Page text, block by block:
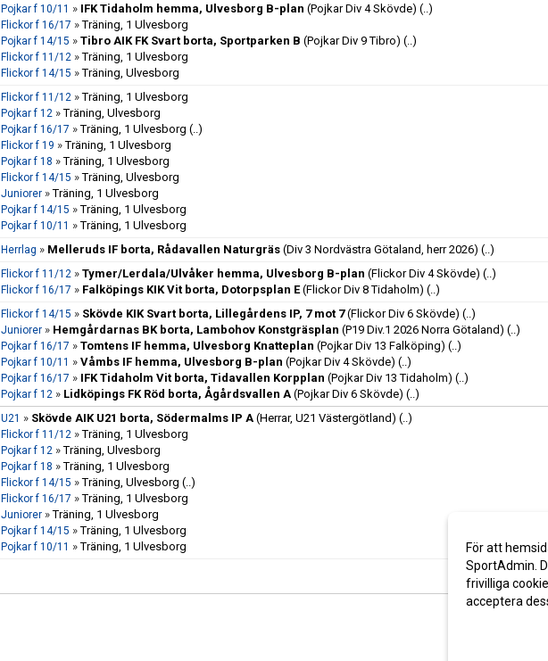
Pojkar f 10/11 » IFK Tidaholm hemma, Ulvesborg B-plan (Pojkar Div 4 Skövde) (..)
Flickor f 16/17 »Träning, 1 Ulvesborg
Pojkar f 14/15 » Tibro AIK FK Svart borta, Sportparken B (Pojkar Div 9 Tibro) (..)
Flickor f 11/12 »Träning, 1 Ulvesborg
Flickor f 14/15 »Träning, Ulvesborg
Flickor f 11/12 »Träning, 1 Ulvesborg
Pojkar f 12 »Träning, Ulvesborg
Pojkar f 16/17 »Träning, 1 Ulvesborg (..)
Flickor f 19 »Träning, 1 Ulvesborg
Pojkar f 18 »Träning, 1 Ulvesborg
Flickor f 14/15 »Träning, Ulvesborg
Juniorer »Träning, 1 Ulvesborg
Pojkar f 14/15 »Träning, 1 Ulvesborg
Pojkar f 10/11 »Träning, 1 Ulvesborg
Herrlag » Melleruds IF borta, Rådavallen Naturgräs (Div 3 Nordvästra Götaland, herr 2026) (..)
Flickor f 11/12 » Tymer/Lerdala/Ulvåker hemma, Ulvesborg B-plan (Flickor Div 4 Skövde) (..)
Flickor f 16/17 » Falköpings KIK Vit borta, Dotorpsplan E(Flickor Div 8 Tidaholm) (..)
Flickor f 14/15 » Skövde KIK Svart borta, Lillegårdens IP, 7 mot 7(Flickor Div 6 Skövde) (..)
Juniorer » Hemgårdarnas BK borta, Lambohov Konstgräsplan (P19 Div.1 2026 Norra Götaland) (..)
Pojkar f 16/17 » Tomtens IF hemma, Ulvesborg Knatteplan (Pojkar Div 13 Falköping) (..)
Pojkar f 10/11 » Våmbs IF hemma, Ulvesborg B-plan (Pojkar Div 4 Skövde) (..)
Pojkar f 16/17 » IFK Tidaholm Vit borta, Tidavallen Korpplan (Pojkar Div 13 Tidaholm) (..)
Pojkar f 12 » Lidköpings FK Röd borta, Ågårdsvallen A (Pojkar Div 6 Skövde) (..)
U21 » Skövde AIK U21 borta, Södermalms IP A (Herrar, U21 Västergötland) (..)
Flickor f 11/12 »Träning, 1 Ulvesborg
Pojkar f 12 »Träning, Ulvesborg
Pojkar f 18 »Träning, 1 Ulvesborg
Flickor f 14/15 »Träning, Ulvesborg (..)
Flickor f 16/17 »Träning, 1 Ulvesborg
Juniorer »Träning, 1 Ulvesborg
Pojkar f 14/15 »Träning, 1 Ulvesborg
Pojkar f 10/11 »Träning, 1 Ulvesborg
För att
SportAdmin.
frivilliga
acceptera